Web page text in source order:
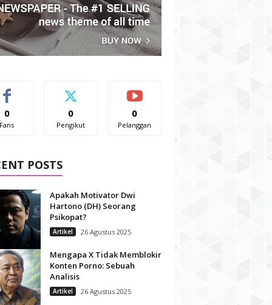
0
Fans
0
Pengikut
0
Pelanggan
POSTS
Apakah Motivator Dwi
Hartono (DH) Seorang
Psikopat?
Artikel 26 Agustus 2025
Mengapa X Tidak Memblokir
Konten Porno: Sebuah
Analisis
Artikel 26 Agustus 2025